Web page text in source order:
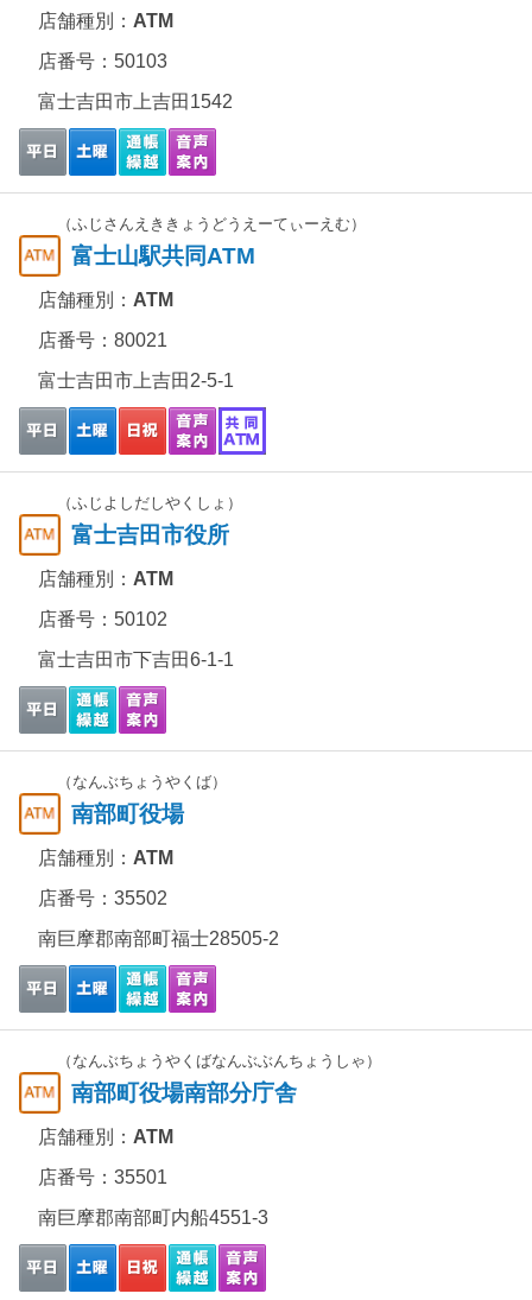
店舗種別： ATM
店番号：50103
富士吉田市上吉田1542
（ふじさんえききょうどうえーてぃーえむ）
富士山駅共同ATM
店舗種別： ATM
店番号：80021
富士吉田市上吉田2-5-1
（ふじよしだしやくしょ）
富士吉田市役所
店舗種別： ATM
店番号：50102
富士吉田市下吉田6-1-1
（なんぶちょうやくば）
南部町役場
店舗種別： ATM
店番号：35502
南巨摩郡南部町福士28505-2
（なんぶちょうやくばなんぶぶんちょうしゃ）
南部町役場南部分庁舎
店舗種別： ATM
店番号：35501
南巨摩郡南部町内船4551-3